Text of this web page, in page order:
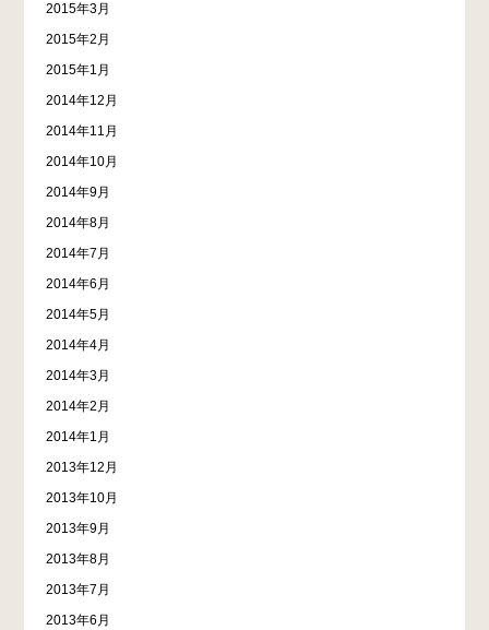
2015年3月
2015年2月
2015年1月
2014年12月
2014年11月
2014年10月
2014年9月
2014年8月
2014年7月
2014年6月
2014年5月
2014年4月
2014年3月
2014年2月
2014年1月
2013年12月
2013年10月
2013年9月
2013年8月
2013年7月
2013年6月